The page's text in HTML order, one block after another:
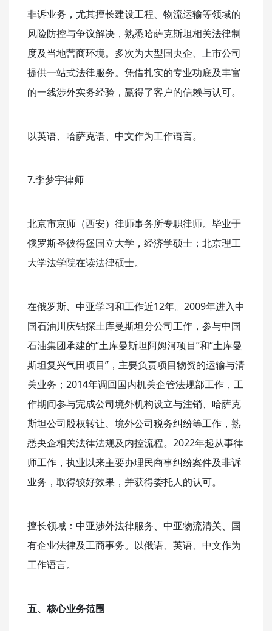
非诉业务，尤其擅长建设工程、物流运输等领域的
风险防控与争议解决，熟悉哈萨克斯坦相关法律制
度及当地营商环境。多次为大型国央企、上市公司
提供一站式法律服务。凭借扎实的专业功底及丰富
的一线涉外实务经验，赢得了客户的信赖与认可。
以英语、哈萨克语、中文作为工作语言。
7.李梦宇律师
北京市京师（西安）律师事务所专职律师。毕业于
俄罗斯圣彼得堡国立大学，经济学硕士；北京理工
大学法学院在读法律硕士。
在俄罗斯、中亚学习和工作近12年。2009年进入中
国石油川庆钻探土库曼斯坦分公司工作，参与中国
石油集团承建的“土库曼斯坦阿姆河项目”和“土库曼
斯坦复兴气田项目”，主要负责项目物资的运输与清
关业务；2014年调回国内机关企管法规部工作，工
作期间参与完成公司境外机构设立与注销、哈萨克
斯坦公司股权转让、境外公司税务纠纷等工作，熟
悉央企相关法律法规及内控流程。2022年起从事律
师工作，执业以来主要办理民商事纠纷案件及非诉
业务，取得较好效果，并获得委托人的认可。
擅长领域：中亚涉外法律服务、中亚物流清关、国
有企业法律及工商事务。以俄语、英语、中文作为
工作语言。
五、核心业务范围